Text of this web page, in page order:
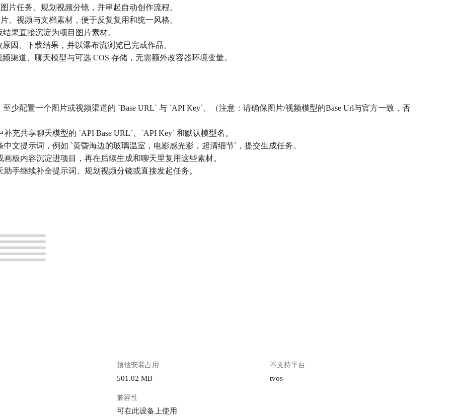
片任务、规划视频分镜，并串起自动创作流程。
、视频与文档素材，便于反复复用和统一风格。
果直接沉淀为项目图片素材。
因、下载结果，并以瀑布流浏览已完成作品。
渠道、聊天模型与可选 COS 存储，无需额外改容器环境变量。
少配置一个图片或视频渠道的 `Base URL` 与 `API Key`。（注意：请确保图片/视频模型的Base Url与官方一致，否
充共享聊天模型的 `API Base URL`、`API Key` 和默认模型名。
文提示词，例如 `黄昏海边的玻璃温室，电影感光影，超清细节`，提交生成任务。
板内容沉淀进项目，再在后续生成和聊天里复用这些素材。
手继续补全提示词、规划视频分镜或直接发起任务。
预估安装占用
501.02 MB
不支持平台
tvos
兼容性
可在此设备上使用